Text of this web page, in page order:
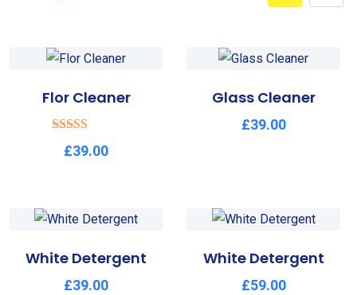
Flor Cleaner
Rated
2.61
£39.00
Glass Cleaner
£39.00
White Detergent
£39.00
White Detergent
£59.00